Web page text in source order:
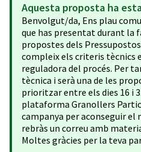
Aquesta proposta ha
Benvolgut/da, Ens plau
que has presentat durant la
propostes dels
compleix els criteris tècnics
reguladora del procés. Per
tècnica i serà una de les
prioritzar entre els dies 16 i
plataforma Granollers
campanya per aconseguir el
rebràs un correu amb
Moltes gràcies per la teva